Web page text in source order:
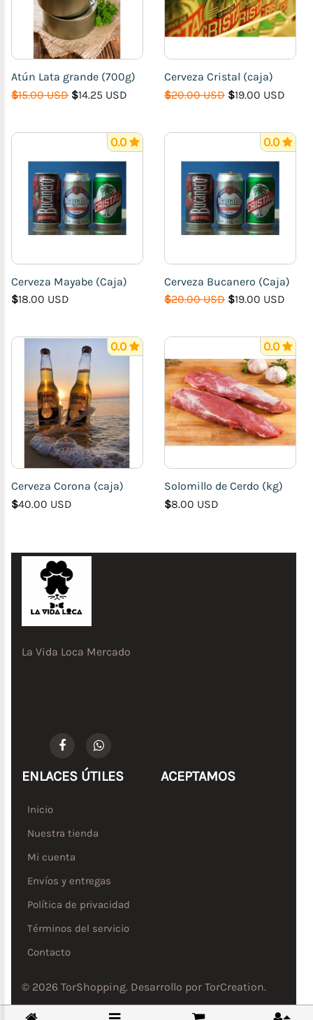
Atún Lata grande (700g)
$15.00 USD $14.25 USD
Cerveza Cristal (caja)
$20.00 USD $19.00 USD
0.0
Cerveza Mayabe (Caja)
$18.00 USD
0.0
Cerveza Bucanero (Caja)
$20.00 USD $19.00 USD
0.0
Cerveza Corona (caja)
$40.00 USD
0.0
Solomillo de Cerdo (kg)
$8.00 USD
La Vida Loca Mercado
ENLACES ÚTILES
Inicio
Nuestra tienda
Mi cuenta
Envíos y entregas
Política de privacidad
Términos del servicio
Contacto
ACEPTAMOS
© 2026 TorShopping. Desarrollo por TorCreation.